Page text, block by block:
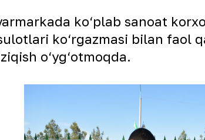
ko‘plab sanoat
ko‘rgazmasi bilan faol
o‘yg‘otmoqda.